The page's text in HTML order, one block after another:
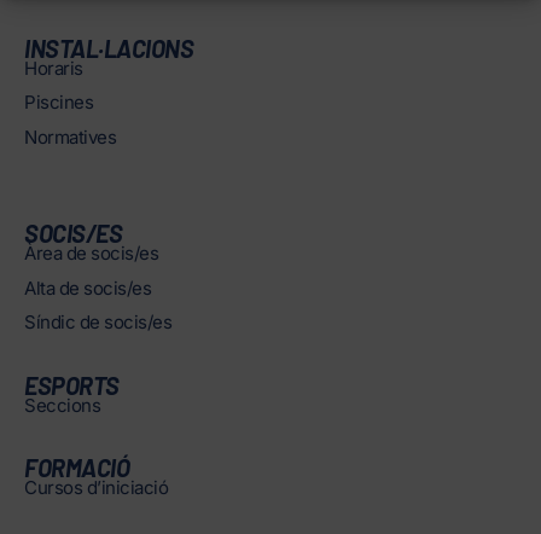
INSTAL·LACIONS
Horaris
Piscines
Normatives
SOCIS/ES
Àrea de socis/es
Alta de socis/es
Síndic de socis/es
ESPORTS
Seccions
FORMACIÓ
Cursos d’iniciació